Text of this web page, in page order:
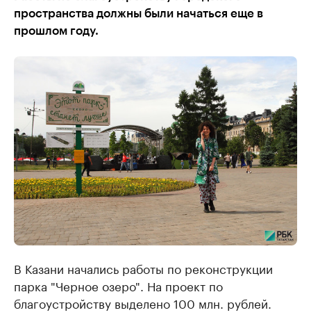
пространства должны были начаться еще в
прошлом году.
В Казани начались работы по реконструкции
парка "Черное озеро". На проект по
благоустройству выделено 100 млн. рублей.